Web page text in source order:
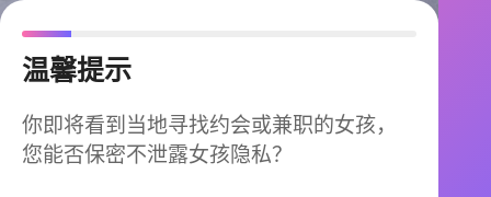
温馨提示
你即将看到当地寻找约会或兼职的女孩，
您能否保密不泄露女孩隐私？